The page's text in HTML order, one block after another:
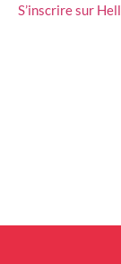
S’inscrire sur